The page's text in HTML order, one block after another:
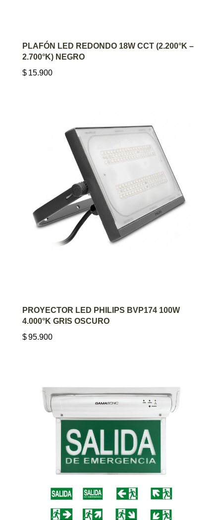
AGREGAR AL CARRITO
PLAFÓN LED REDONDO 18W CCT (2.200°K –
2.700°K) NEGRO
$ 15.900
AGREGAR AL CARRITO
PROYECTOR LED PHILIPS BVP174 100W
4.000°K GRIS OSCURO
$95.900